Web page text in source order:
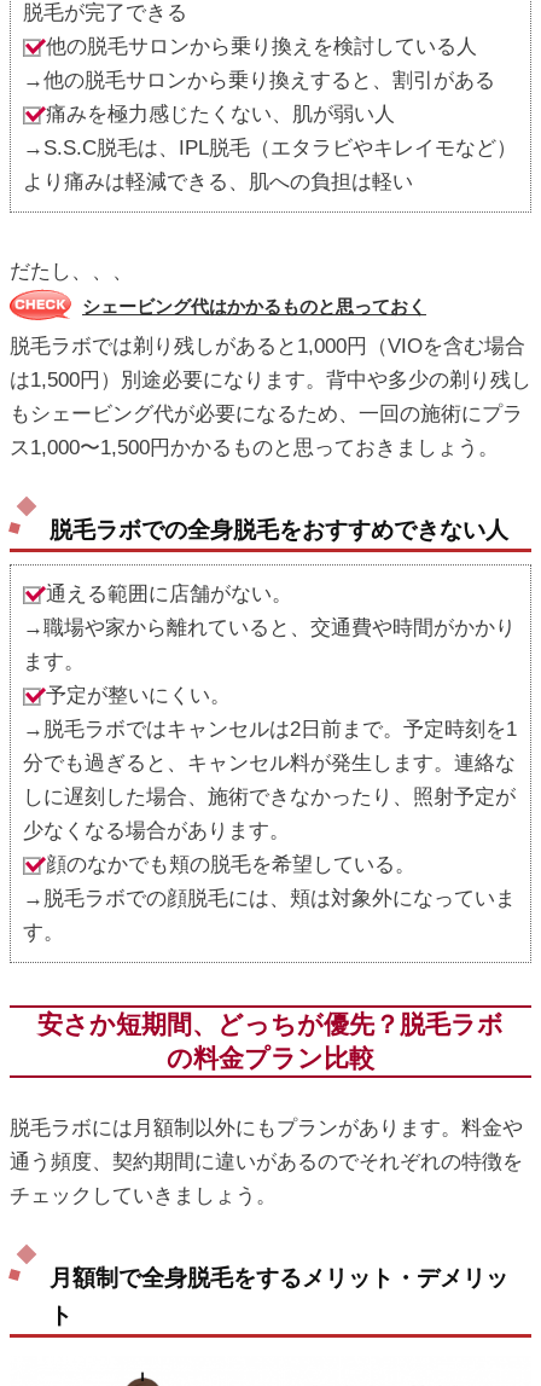
脱毛が完了できる
他の脱毛サロンから乗り換えを検討している人
→他の脱毛サロンから乗り換えすると、割引がある
痛みを極力感じたくない、肌が弱い人
→S.S.C脱毛は、IPL脱毛（エタラビやキレイモなど）
より痛みは軽減できる、肌への負担は軽い
だたし、、、
シェービング代はかかるものと思っておく
脱毛ラボでは剃り残しがあると1,000円（VIOを含む場合
は1,500円）別途必要になります。背中や多少の剃り残し
もシェービング代が必要になるため、一回の施術にプラ
ス1,000〜1,500円かかるものと思っておきましょう。
脱毛ラボでの全身脱毛をおすすめできない人
通える範囲に店舗がない。
→職場や家から離れていると、交通費や時間がかかり
ます。
予定が整いにくい。
→脱毛ラボではキャンセルは2日前まで。予定時刻を1
分でも過ぎると、キャンセル料が発生します。連絡な
しに遅刻した場合、施術できなかったり、照射予定が
少なくなる場合があります。
顔のなかでも頬の脱毛を希望している。
→脱毛ラボでの顔脱毛には、頬は対象外になっていま
す。
安さか短期間、どっちが優先？脱毛ラボ
の料金プラン比較
脱毛ラボには月額制以外にもプランがあります。料金や
通う頻度、契約期間に違いがあるのでそれぞれの特徴を
チェックしていきましょう。
月額制で全身脱毛をするメリット・デメリッ
ト